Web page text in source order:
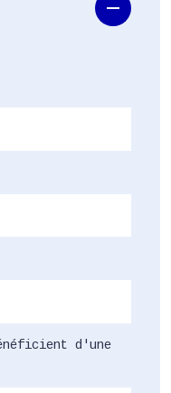
d'une